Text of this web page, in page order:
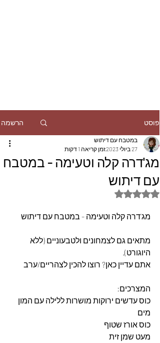
פוסט הרשמה
מג'דרה קלה וטעימה - במטבח
עם דיתוש
במטבח עם דיתוש
27 ביולי 2023
זמן קריאה 1 דקות
דירוג של NaN מתוך 5 כוכבים
מג'דרה קלה וטעימה - במטבח עם דיתוש
מתאים גם לצמחונים ולטבעוניים (ללא
היוגורט).
אתם עדיין כאן? רוצו להכין לצהריים/ערב
המצרכים:
כוס עדשים ירוקות מושרות ללילה עם המון
מים
כוס אורז שטוף
מעט שמן זית